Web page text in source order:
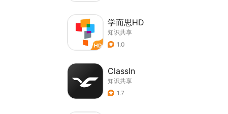
学而思HD
知识共享
1.0
ClassIn
知识共享
1.7